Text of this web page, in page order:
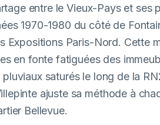
entre le Vieux-Pays et
1970-1980 du côté de
Expositions Paris-Nord. Cette
en fonte fatiguées des
saturés le long de la
ajuste sa méthode à
Bellevue.